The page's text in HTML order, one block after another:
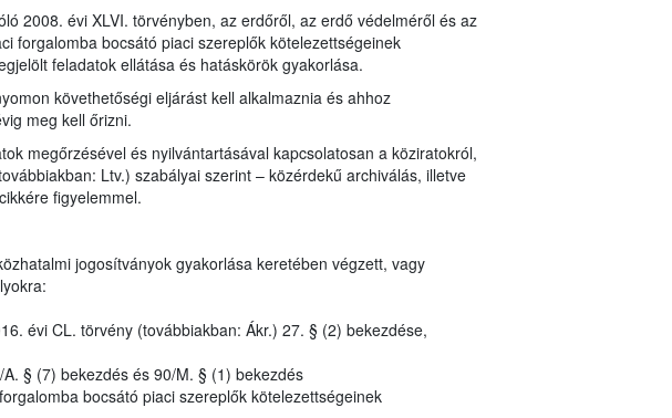
2008. évi XLVI. törvényben, az erdőről, az erdő védelméről és az
forgalomba bocsátó piaci szereplők kötelezettségeinek
feladatok ellátása és hatáskörök gyakorlása.
követhetőségi eljárást kell alkalmaznia és ahhoz
meg kell őrizni.
megőrzésével és nyilvántartásával kapcsolatosan a köziratokról,
Ltv.) szabályai szerint – közérdekű archiválás, illetve
figyelemmel.
jogosítványok gyakorlása keretében végzett, vagy
évi CL. törvény (továbbiakban: Ákr.) 27. § (2) bekezdése,
§ (7) bekezdés és 90/M. § (1) bekezdés
bocsátó piaci szereplők kötelezettségeinek